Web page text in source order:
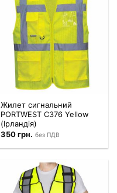
Жилет сигнальний
PORTWEST C376 Yellow
(Ірландія)
350грн. без ПДВ